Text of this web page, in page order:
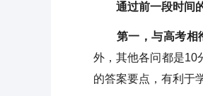
通过前一段时间
第一，与高考相
外，其他各问都是10
的答案要点，有利于